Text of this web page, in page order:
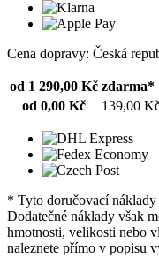
Cena dopravy: Česká
od 1 290,00 Kč zdarma*
od 0,00 Kč
139,00
* Tyto doručovací náklady
Dodatečné náklady však
hmotnosti, velikosti nebo
naleznete přímo v popisu